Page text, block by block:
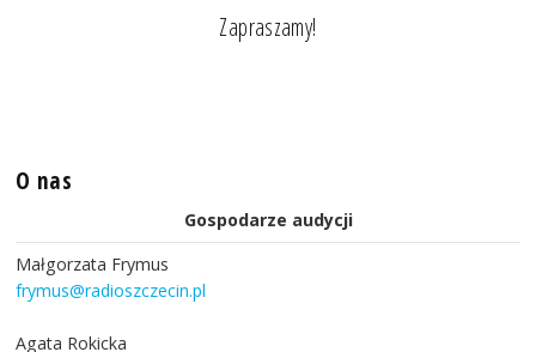
Zapraszamy!
O nas
Gospodarze audycji
Małgorzata Frymus
frymus@radioszczecin.pl
Agata Rokicka